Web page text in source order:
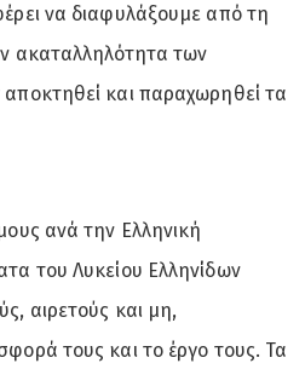
να διαφυλάξουμε από τη
ακαταλληλότητα των
και παραχωρηθεί τα
ανά την Ελληνική
του Λυκείου Ελληνίδων
αιρετούς και μη,
τους και το έργο τους. Τα